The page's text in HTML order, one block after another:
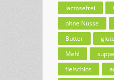
lactosefrei
ohne Nüsse
Butter
Mehl
fleischlos